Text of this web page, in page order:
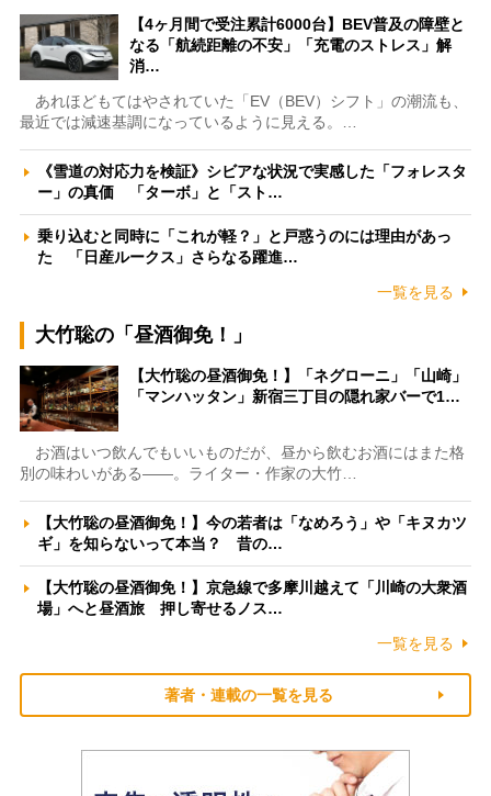
【4ヶ月間で受注累計6000台】BEV普及の障壁と
なる「航続距離の不安」「充電のストレス」解
消…
あれほどもてはやされていた「EV（BEV）シフト」の潮流も、
最近では減速基調になっているように見える。…
《雪道の対応力を検証》シビアな状況で実感した「フォレスタ
ー」の真価 「ターボ」と「スト…
乗り込むと同時に「これが軽？」と戸惑うのには理由があっ
た 「日産ルークス」さらなる躍進…
一覧を見る
大竹聡の「昼酒御免！」
【大竹聡の昼酒御免！】「ネグローニ」「山崎」
「マンハッタン」新宿三丁目の隠れ家バーで1…
お酒はいつ飲んでもいいものだが、昼から飲むお酒にはまた格
別の味わいがある――。ライター・作家の大竹…
【大竹聡の昼酒御免！】今の若者は「なめろう」や「キヌカツ
ギ」を知らないって本当？ 昔の…
【大竹聡の昼酒御免！】京急線で多摩川越えて「川崎の大衆酒
場」へと昼酒旅 押し寄せるノス…
一覧を見る
著者・連載の一覧を見る